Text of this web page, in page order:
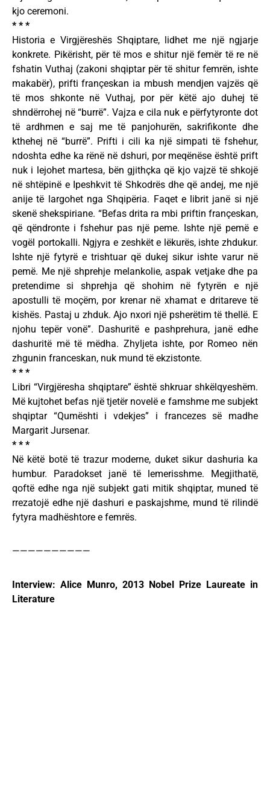
kjo ceremoni.
* * *
Historia e Virgjëreshës Shqiptare, lidhet me një ngjarje
konkrete. Pikërisht, për të mos e shitur një femër të re në
fshatin Vuthaj (zakoni shqiptar për të shitur femrën, ishte
makabër), prifti françeskan ia mbush mendjen vajzës që
të mos shkonte në Vuthaj, por për këtë ajo duhej të
shndërrohej në “burrë”. Vajza e cila nuk e përfytyronte dot
të ardhmen e saj me të panjohurën, sakrifikonte dhe
kthehej në “burrë”. Prifti i cili ka një simpati të fshehur,
ndoshta edhe ka rënë në dshuri, por meqënëse është prift
nuk i lejohet martesa, bën gjithçka që kjo vajzë të shkojë
në shtëpinë e Ipeshkvit të Shkodrës dhe që andej, me një
anije të largohet nga Shqipëria. Faqet e librit janë si një
skenë shekspiriane. “Befas drita ra mbi priftin françeskan,
që qëndronte i fshehur pas një peme. Ishte një pemë e
vogël portokalli. Ngjyra e zeshkët e lëkurës, ishte zhdukur.
Ishte një fytyrë e trishtuar që dukej sikur ishte varur në
pemë. Me një shprehje melankolie, aspak vetjake dhe pa
pretendime si shprehja që shohim në fytyrën e një
apostulli të moçëm, por krenar në xhamat e dritareve të
kishës. Pastaj u zhduk. Ajo nxori një psherëtim të thellë. E
njohu tepër vonë”. Dashuritë e pashprehura, janë edhe
dashuritë më të mëdha. Zhyljeta ishte, por Romeo nën
zhgunin franceskan, nuk mund të ekzistonte.
* * *
Libri “Virgjëresha shqiptare” është shkruar shkëlqyeshëm.
Më kujtohet befas një tjetër novelë e famshme me subjekt
shqiptar “Qumështi i vdekjes” i francezes së madhe
Margarit Jursenar.
* * *
Në këtë botë të trazur moderne, duket sikur dashuria ka
humbur. Paradokset janë të lemerisshme. Megjithatë,
qoftë edhe nga një subjekt gati mitik shqiptar, muned të
rrezatojë edhe një dashuri e paskajshme, mund të rilindë
fytyra madhështore e femrës.
——————————
Interview: Alice Munro, 2013 Nobel Prize Laureate in
Literature